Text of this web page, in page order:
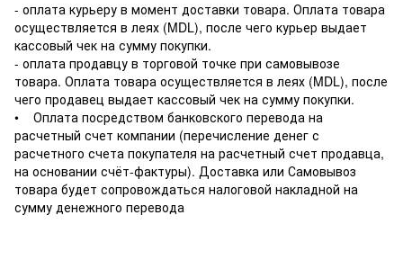
- оплата курьеру в момент доставки товара. Оплата товара
осуществляется в леях (MDL), после чего курьер выдает
кассовый чек на сумму покупки.
- оплата продавцу в торговой точке при самовывозе
товара. Оплата товара осуществляется в леях (MDL), после
чего продавец выдает кассовый чек на сумму покупки.
• Оплата посредством банковского перевода на
расчетный счет компании (перечисление денег с
расчетного счета покупателя на расчетный счет продавца,
на основании счёт-фактуры). Доставка или Самовывоз
товара будет сопровождаться налоговой накладной на
сумму денежного перевода